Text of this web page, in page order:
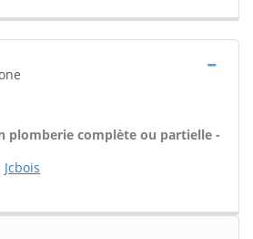
plomberie complète ou partielle -
Jcbois